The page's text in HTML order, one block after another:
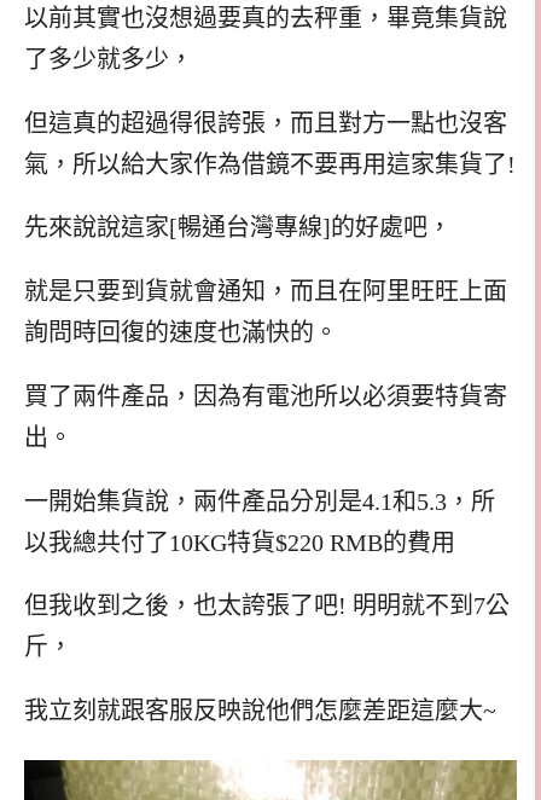
以前其實也沒想過要真的去秤重，畢竟集貨說
了多少就多少，
但這真的超過得很誇張，而且對方一點也沒客
氣，所以給大家作為借鏡不要再用這家集貨了!
先來說說這家[暢通台灣專線]的好處吧，
就是只要到貨就會通知，而且在阿里旺旺上面
詢問時回復的速度也滿快的。
買了兩件產品，因為有電池所以必須要特貨寄
出。
一開始集貨說，兩件產品分別是4.1和5.3，所
以我總共付了10KG特貨$220 RMB的費用
但我收到之後，也太誇張了吧! 明明就不到7公
斤，
我立刻就跟客服反映說他們怎麼差距這麼大~